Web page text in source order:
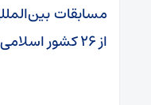
مسابقات
از ۲۶ کشور اسلامی در مشهد مقدس بیان کرد.